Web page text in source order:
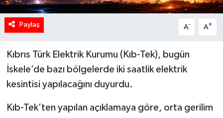
Paylaş A- A+
Kıbrıs Türk Elektrik Kurumu (Kıb-Tek), bugün
İskele’de bazı bölgelerde iki saatlik elektrik
kesintisi yapılacağını duyurdu.
Kıb-Tek’ten yapılan açıklamaya göre, orta gerilim